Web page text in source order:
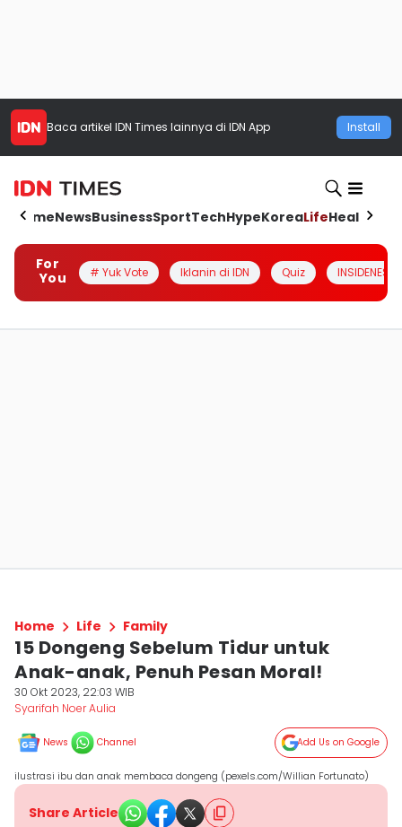
Baca artikel IDN Times lainnya di IDN App Install
HomeNewsBusinessSportTechHypeKoreaLifeHealth
For
You
# Yuk Vote Iklanin di IDN Quiz INSIDENESIA
Home Life Family
15 Dongeng Sebelum Tidur untuk
Anak-anak, Penuh Pesan Moral!
30 Okt 2023, 22:03 WIB
Syarifah Noer Aulia
News Channel Add Us on Google
ilustrasi ibu dan anak membaca dongeng (pexels.com/Willian Fortunato)
Share Article